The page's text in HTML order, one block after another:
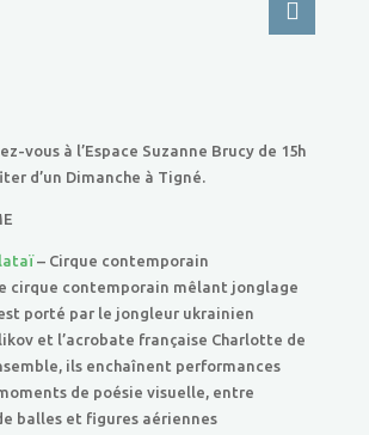
vous à l’Espace Suzanne Brucy de 15h
d’un Dimanche à Tigné.
– Cirque contemporain
cirque contemporain mêlant jonglage
porté par le jongleur ukrainien
et l’acrobate française Charlotte de
ils enchaînent performances
de poésie visuelle, entre
balles et figures aériennes